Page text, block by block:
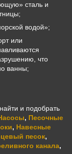
cталь и
водой»;
или
что
ванны;
и подобрать
, Песочные
, Навесные
песок,
канала,